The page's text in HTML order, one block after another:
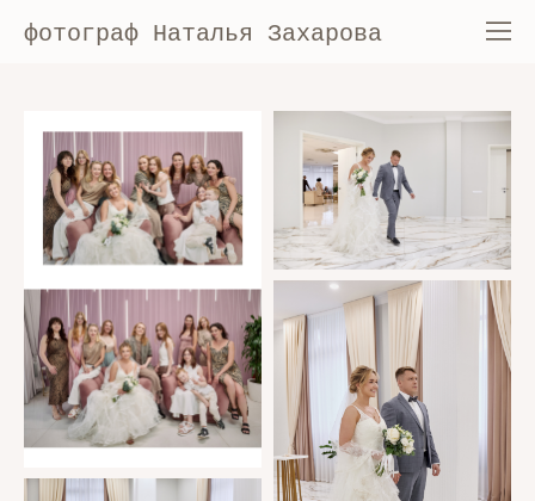
фотограф Наталья Захарова